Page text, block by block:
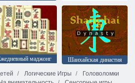
маджонг
Шанхайская династия
Логические Игры
Головоломки